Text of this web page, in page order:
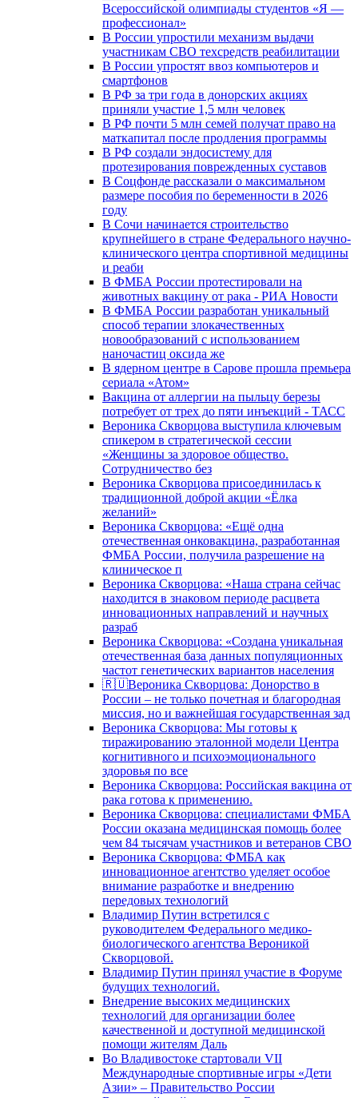
Всероссийской олимпиады студентов «Я —
профессионал»
В России упростили механизм выдачи
участникам СВО техсредств реабилитации
В России упростят ввоз компьютеров и
смартфонов
В РФ за три года в донорских акциях
приняли участие 1,5 млн человек
В РФ почти 5 млн семей получат право на
маткапитал после продления программы
В РФ создали эндосистему для
протезирования поврежденных суставов
В Соцфонде рассказали о максимальном
размере пособия по беременности в 2026
году
В Сочи начинается строительство
крупнейшего в стране Федерального научно-
клинического центра спортивной медицины
и реаби
В ФМБА России протестировали на
животных вакцину от рака - РИА Новости
В ФМБА России разработан уникальный
способ терапии злокачественных
новообразований с использованием
наночастиц оксида же
В ядерном центре в Сарове прошла премьера
сериала «Атом»
Вакцина от аллергии на пыльцу березы
потребует от трех до пяти инъекций - ТАСС
Вероника Скворцова выступила ключевым
спикером в стратегической сессии
«Женщины за здоровое общество.
Сотрудничество без
Вероника Скворцова присоединилась к
традиционной доброй акции «Ёлка
желаний»
Вероника Скворцова: «Ещё одна
отечественная онковакцина, разработанная
ФМБА России, получила разрешение на
клиническое п
Вероника Скворцова: «Наша страна сейчас
находится в знаковом периоде расцвета
инновационных направлений и научных
разраб
Вероника Скворцова: «Создана уникальная
отечественная база данных популяционных
частот генетических вариантов населения
🇷🇺Вероника Скворцова: Донорство в
России – не только почетная и благородная
миссия, но и важнейшая государственная зад
Вероника Скворцова: Мы готовы к
тиражированию эталонной модели Центра
когнитивного и психоэмоционального
здоровья по все
Вероника Скворцова: Российская вакцина от
рака готова к применению.
Вероника Скворцова: специалистами ФМБА
России оказана медицинская помощь более
чем 84 тысячам участников и ветеранов СВО
Вероника Скворцова: ФМБА как
инновационное агентство уделяет особое
внимание разработке и внедрению
передовых технологий
Владимир Путин встретился с
руководителем Федерального медико-
биологического агентства Вероникой
Скворцовой.
Владимир Путин принял участие в Форуме
будущих технологий.
Внедрение высоких медицинских
технологий для организации более
качественной и доступной медицинской
помощи жителям Даль
Во Владивостоке стартовали VII
Международные спортивные игры «Дети
Азии» – Правительство России